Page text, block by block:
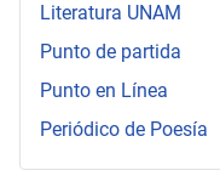
Literatura UNAM
Punto de partida
Punto en Línea
Periódico de Poesía